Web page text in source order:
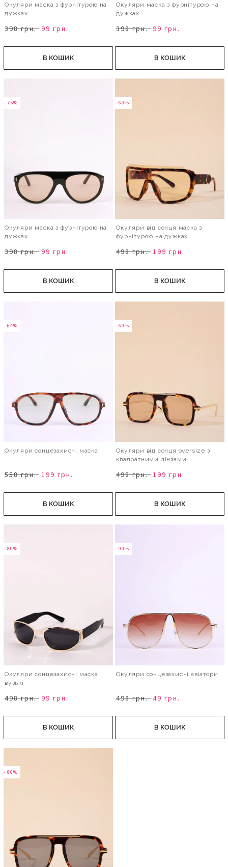
Окуляри маска з фурнітурою на
дужках
398 грн. 99 грн.
В КОШИК
Окуляри маска з фурнітурою на
дужках
398 грн. 99 грн.
В КОШИК
- 75%
Окуляри маска з фурнітурою на
дужках
398 грн. 99 грн.
В КОШИК
- 60%
Окуляри від сонця маска з
фурнітурою на дужках
498 грн. 199 грн.
В КОШИК
- 64%
Окуляри сонцезахисні маска
558 грн. 199 грн.
В КОШИК
- 60%
Окуляри від сонця oversize з
квадратними лінзами
498 грн. 199 грн.
В КОШИК
- 80%
Окуляри сонцезахисні маска
вузькі
498 грн. 99 грн.
В КОШИК
- 90%
Окуляри сонцезахисні авіатори
498 грн. 49 грн.
В КОШИК
- 80%